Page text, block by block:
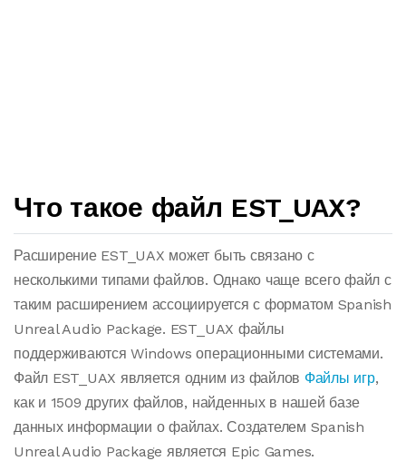
Что такое файл EST_UAX?
Расширение EST_UAX может быть связано с
несколькими типами файлов. Однако чаще всего файл с
таким расширением ассоциируется с форматом Spanish
Unreal Audio Package. EST_UAX файлы
поддерживаются Windows операционными системами.
Файл EST_UAX является одним из файлов Файлы игр,
как и 1509 других файлов, найденных в нашей базе
данных информации о файлах. Создателем Spanish
Unreal Audio Package является Epic Games.